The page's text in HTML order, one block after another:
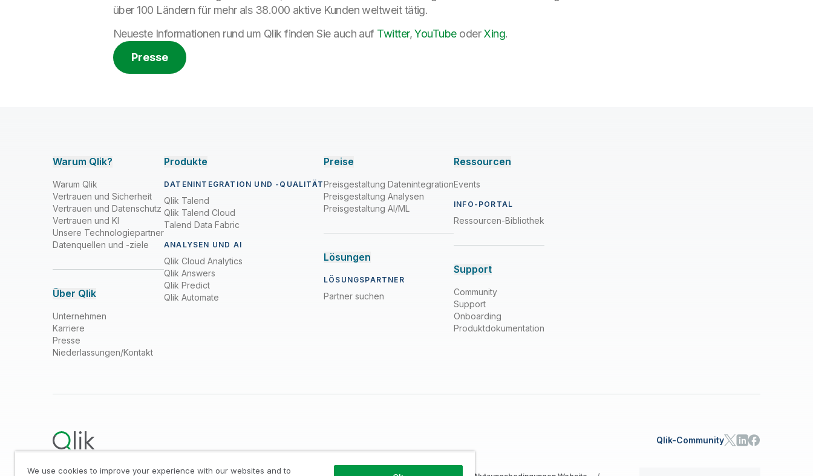
über 100 Ländern für mehr als 38.000 aktive Kunden weltweit tätig.
Neueste Informationen rund um Qlik finden Sie auch auf Twitter,YouTubeoderXing.
Presse
Warum Qlik?
Warum Qlik
Vertrauen und Sicherheit
Vertrauen und Datenschutz
Vertrauen und KI
Unsere Technologiepartner
Datenquellen und -ziele
Über Qlik
Unternehmen
Karriere
Presse
Niederlassungen/Kontakt
Produkte
DATENINTEGRATION UND -QUALITÄT
Qlik Talend
Qlik Talend Cloud
Talend Data Fabric
ANALYSEN UND AI
Qlik Cloud Analytics
Qlik Answers
Qlik Predict
Qlik Automate
Preise
Preisgestaltung Datenintegration
Preisgestaltung Analysen
Preisgestaltung AI/ML
Lösungen
LÖSUNGSPARTNER
Partner suchen
Ressourcen
Events
INFO-PORTAL
Ressourcen-Bibliothek
Support
Community
Support
Onboarding
Produktdokumentation
Qlik-Community
We use cookies to improve your experience with our websites and to